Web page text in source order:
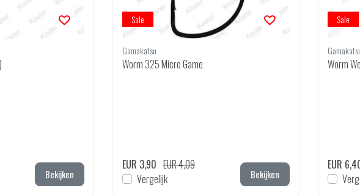
Bekijken
Sale
Gamakatsu
Worm 325 Micro Game
EUR 3,90 EUR 4,09
Vergelijk
Bekijken
Sale
Worm
EUR